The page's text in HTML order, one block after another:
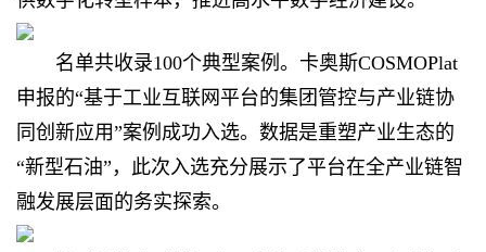
名单共收录100个典型案例。卡奥斯COSMOPlat
申报的“基于工业互联网平台的集团管控与产业链协
同创新应用”案例成功入选。数据是重塑产业生态的
“新型石油”，此次入选充分展示了平台在全产业链智
融发展层面的务实探索。